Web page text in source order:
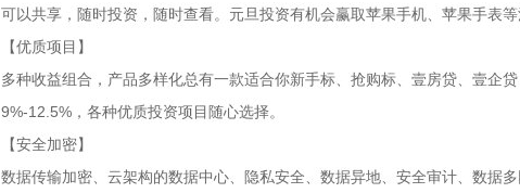
可以共享，随时投资，随时查看。元旦投资有机会赢取苹果手机、苹果手表等
【优质项目】
多种收益组合，产品多样化总有一款适合你新手标、抢购标、壹房贷、壹企
9%-12.5%，各种优质投资项目随心选择。
【安全加密】
数据传输加密、云架构的数据中心、隐私安全、数据异地、安全审计、数据